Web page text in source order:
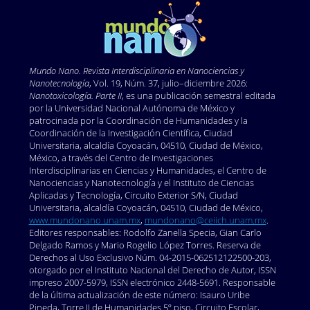
urges-countries-to-build-a-fairer-healthier-world-post-
Pardi, Norbert; Hogan, Michael; Porter, Frederick y
Weissman, Drew. 2018. mRNA vaccines – a new era in
vaccinology. Nature Reviews Drug Discovery, 17: 261-
279.https://doi.org/10.1038/nrd.2017.243DOI:
https://doi.org/10.1038/nrd.2017.243
Pramanik, Avijit; Gao, Ye; Patibandla, Shamily; Mitra,
Dipanwita; McCandless, Martin et al. 2021. The rapid
diagnosis and effective inhibition of coronavirus using
spike antibody attached gold nanoparticles.
Nanoscale Advances, 3: 1588-1596.
https://doi.org/10.1039/D0NA01007CDOI:
https://doi.org/10.1039/D0NA01007C
Rabiee, Navid; Bagherzadeh, Mojtaba; Ghasemi, Amir;
Zare, Hossein; Ahmadi, Sepideh et al. 2020. Point-of-
Use Rapid Detection of SARS-CoV-2: Nanotechnology-
Enabled Solutions for the COVID-19 Pandemic.
International Journal of Molecular Sciences, 21(4):
Mundo Nano. Revista Interdisciplinaria en Nanociencias y
Nanotecnología, Vol. 19, Núm. 37, julio–diciembre 2026:
Nanotoxicología. Parte II, es una publicación semestral editada
por la Universidad Nacional Autónoma de México y
patrocinada por la Coordinación de Humanidades y la
Coordinación de la Investigación Científica, Ciudad
Universitaria, alcaldía Coyoacán, 04510, Ciudad de México,
México, a través del Centro de Investigaciones
Interdisciplinarias en Ciencias y Humanidades, el Centro de
Nanociencias y Nanotecnología y el Instituto de Ciencias
Aplicadas y Tecnología, Circuito Exterior S/N, Ciudad
Universitaria, alcaldía Coyoacán, 04510, Ciudad de México,
www.mundonano.unam.mx, mundonano@ceiich.unam.mx.
Editores responsables: Rodolfo Zanella Specia, Gian Carlo
Delgado Ramos y Mario Rogelio López Torres. Reserva de
Derechos al Uso Exclusivo Núm. 04-2015-062512122500-203,
otorgado por el Instituto Nacional del Derecho de Autor, ISSN
impreso 2007-5979, ISSN electrónico 2448-5691. Responsable
de la última actualización de este número: Isauro Uribe
Pineda, Torre II de Humanidades 5º piso, Circuito Escolar,